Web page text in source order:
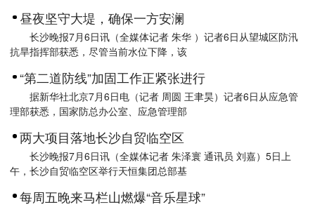
昼夜坚守大堤，确保一方安澜
长沙晚报7月6日讯（全媒体记者 朱华 ）记者6日从望城区防汛
抗旱指挥部获悉，尽管当前水位下降，该
“第二道防线”加固工作正紧张进行
据新华社北京7月6日电（记者 周圆 王聿昊）记者6日从应急管
理部获悉，国家防总办公室、应急管理部
两大项目落地长沙自贸临空区
长沙晚报7月6日讯（全媒体记者 朱泽寰 通讯员 刘嘉）5日上
午，长沙自贸临空区举行天恒集团总部基
每周五晚来马栏山燃爆“音乐星球”